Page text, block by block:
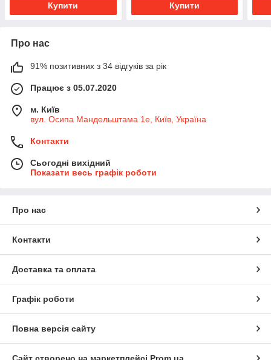
Купити Купити
Про нас
91% позитивних з 34 відгуків за рік
Працює з 05.07.2020
м. Київ
вул. Осипа Мандельштама 1е, Київ, Україна
Контакти
Сьогодні вихідний
Показати весь графік роботи
Про нас
Контакти
Доставка та оплата
Графік роботи
Повна версія сайту